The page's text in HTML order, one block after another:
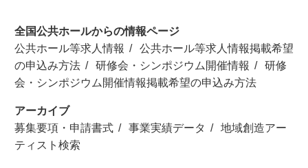
全国公共ホールからの情報ページ
公共ホール等求人情報
公共ホール等求人情報掲載希望
の申込み方法
研修会・シンポジウム開催情報
研修
会・シンポジウム開催情報掲載希望の申込み方法
アーカイブ
募集要項・申請書式
事業実績データ
地域創造アー
ティスト検索